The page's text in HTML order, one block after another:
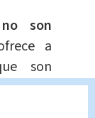
no son
a
son
bajo